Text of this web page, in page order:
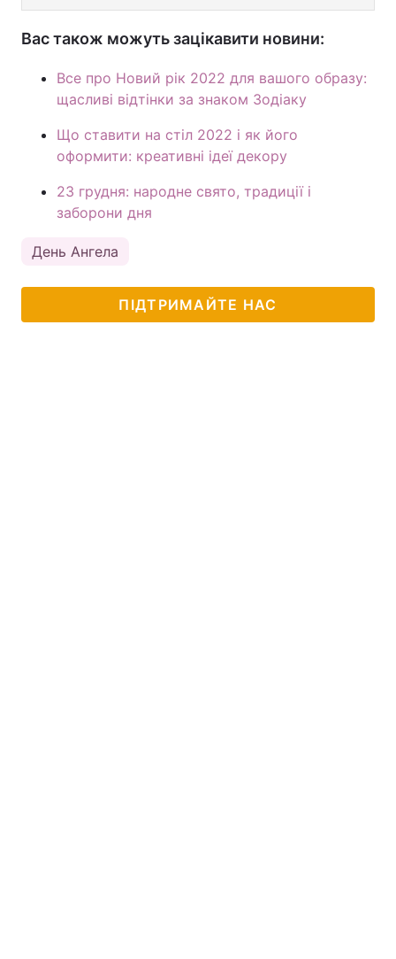
Вас також можуть зацікавити новини:
Все про Новий рік 2022 для вашого образу:
щасливі відтінки за знаком Зодіаку
Що ставити на стіл 2022 і як його
оформити: креативні ідеї декору
23 грудня: народне свято, традиції і
заборони дня
День Ангела
ПІДТРИМАЙТЕ НАС